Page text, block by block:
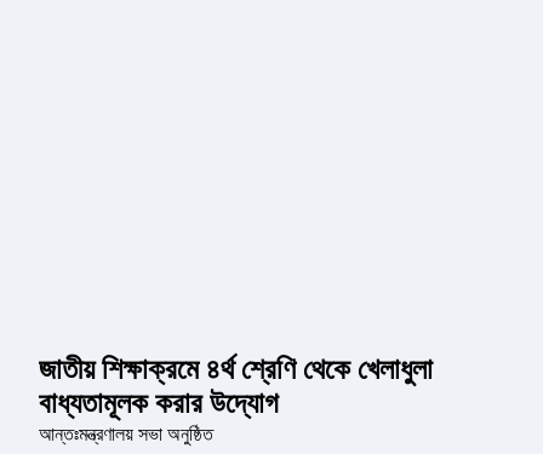
জাতীয় শিক্ষাক্রমে ৪র্থ শ্রেণি থেকে খেলাধুলা
বাধ্যতামূলক করার উদ্যোগ
আন্তঃমন্ত্রণালয় সভা অনুষ্ঠিত